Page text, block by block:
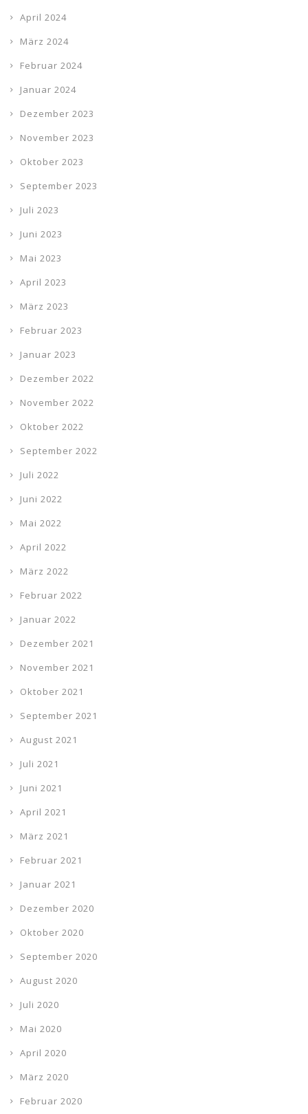
April 2024
März 2024
Februar 2024
Januar 2024
Dezember 2023
November 2023
Oktober 2023
September 2023
Juli 2023
Juni 2023
Mai 2023
April 2023
März 2023
Februar 2023
Januar 2023
Dezember 2022
November 2022
Oktober 2022
September 2022
Juli 2022
Juni 2022
Mai 2022
April 2022
März 2022
Februar 2022
Januar 2022
Dezember 2021
November 2021
Oktober 2021
September 2021
August 2021
Juli 2021
Juni 2021
April 2021
März 2021
Februar 2021
Januar 2021
Dezember 2020
Oktober 2020
September 2020
August 2020
Juli 2020
Mai 2020
April 2020
März 2020
Februar 2020